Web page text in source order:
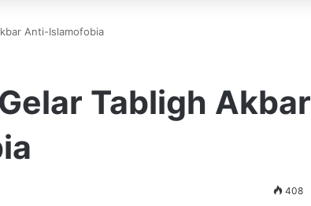
Anti-Islamofobia
Tabligh Akbar
408